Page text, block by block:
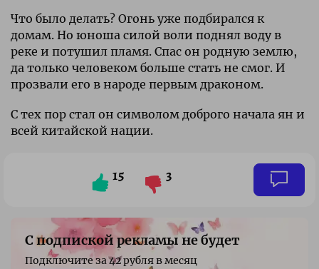
Что было делать? Огонь уже подбирался к
домам. Но юноша силой воли поднял воду в
реке и потушил пламя. Спас он родную землю,
да только человеком больше стать не смог. И
прозвали его в народе первым драконом.
С тех пор стал он символом доброго начала ян и
всей китайской нации.
15 3
С подпиской рекламы не будет
Подключите за 42 рубля в месяц